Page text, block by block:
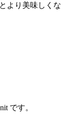
より美味しくな
です。